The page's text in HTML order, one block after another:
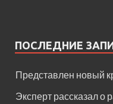
ПОСЛЕДНИЕ
Представлен новый
Эксперт рассказал о